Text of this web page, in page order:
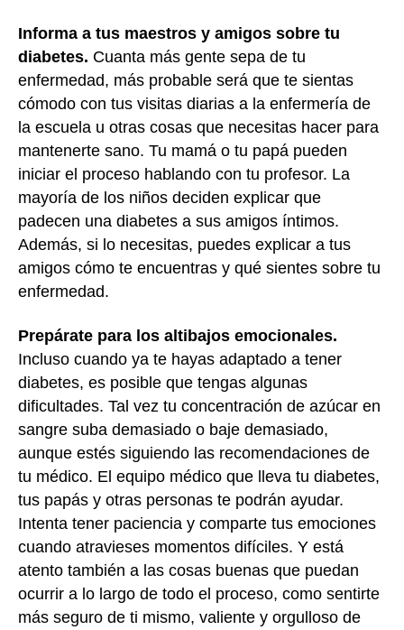
Informa a tus maestros y amigos sobre tu
diabetes. Cuanta más gente sepa de tu
enfermedad, más probable será que te sientas
cómodo con tus visitas diarias a la enfermería de
la escuela u otras cosas que necesitas hacer para
mantenerte sano. Tu mamá o tu papá pueden
iniciar el proceso hablando con tu profesor. La
mayoría de los niños deciden explicar que
padecen una diabetes a sus amigos íntimos.
Además, si lo necesitas, puedes explicar a tus
amigos cómo te encuentras y qué sientes sobre tu
enfermedad.
Prepárate para los altibajos emocionales.
Incluso cuando ya te hayas adaptado a tener
diabetes, es posible que tengas algunas
dificultades. Tal vez tu concentración de azúcar en
sangre suba demasiado o baje demasiado,
aunque estés siguiendo las recomendaciones de
tu médico. El equipo médico que lleva tu diabetes,
tus papás y otras personas te podrán ayudar.
Intenta tener paciencia y comparte tus emociones
cuando atravieses momentos difíciles. Y está
atento también a las cosas buenas que puedan
ocurrir a lo largo de todo el proceso, como sentirte
más seguro de ti mismo, valiente y orgulloso de